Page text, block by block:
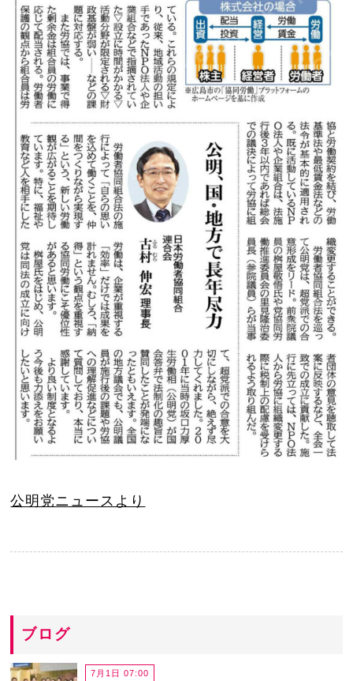
公明党ニュースより
ブログ
7月1日 07:00